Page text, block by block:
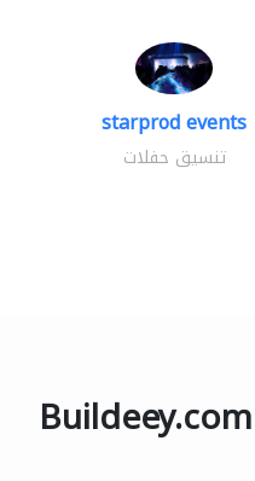
starprod events
تنسيق حفلات
Buildeey.com